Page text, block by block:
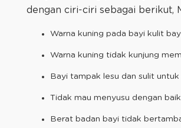
dengan ciri-ciri sebagai berikut,
Warna kuning pada bayi kulit
Warna kuning tidak kunjung
Bayi tampak lesu dan sulit untuk
Tidak mau menyusu dengan
Berat badan bayi tidak